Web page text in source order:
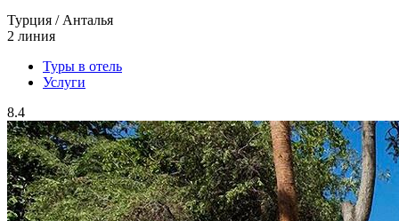
Турция / Анталья
2 линия
Туры в отель
Услуги
8.4